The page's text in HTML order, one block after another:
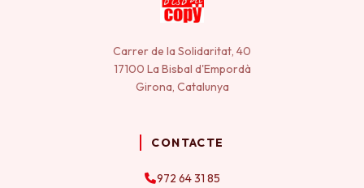
Carrer de la Solidaritat, 40
17100 La Bisbal d'Empordà
Girona, Catalunya
CONTACTE
972 64 31 85